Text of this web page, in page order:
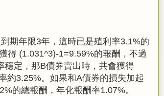
期年限3年，這時已是殖利率3.1%的
得 (1.031^3)-1=9.59%的報酬，不過
穩定，那B債券賣出時，共會獲得
約3.25%。如果和A債券的損失加起
的總報酬，年化報酬率1.07%。